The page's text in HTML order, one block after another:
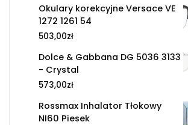
Okulary korekcyjne Versace VE
1272 1261 54
503,00zł
Dolce & Gabbana DG 5036 3133
- Crystal
573,00zł
Rossmax Inhalator Tłokowy
NI60 Piesek